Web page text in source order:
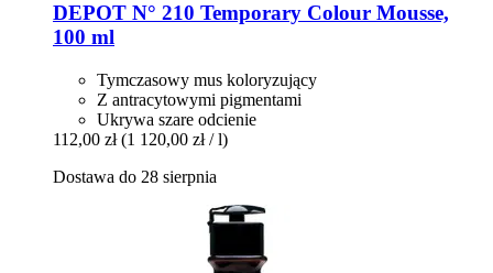
DEPOT N° 210 Temporary Colour Mousse,
100 ml
Tymczasowy mus koloryzujący
Z antracytowymi pigmentami
Ukrywa szare odcienie
112,00 zł (1 120,00 zł / l)
Dostawa do 28 sierpnia